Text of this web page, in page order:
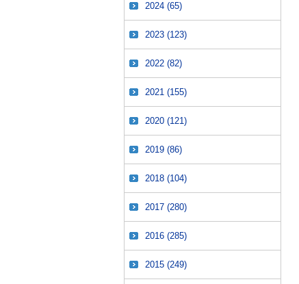
2024 (65)
2023 (123)
2022 (82)
2021 (155)
2020 (121)
2019 (86)
2018 (104)
2017 (280)
2016 (285)
2015 (249)